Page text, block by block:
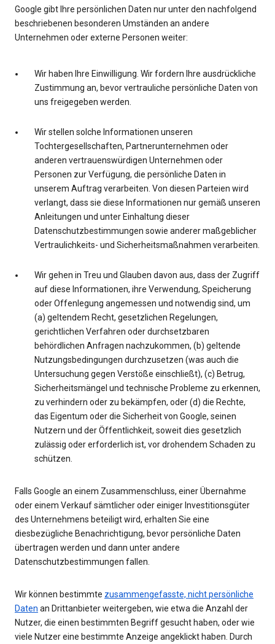
Google gibt Ihre persönlichen Daten nur unter den nachfolgend
beschriebenen besonderen Umständen an andere
Unternehmen oder externe Personen weiter:
Wir haben Ihre Einwilligung. Wir fordern Ihre ausdrückliche
Zustimmung an, bevor vertrauliche persönliche Daten von
uns freigegeben werden.
Wir stellen solche Informationen unseren
Tochtergesellschaften, Partnerunternehmen oder
anderen vertrauenswürdigen Unternehmen oder
Personen zur Verfügung, die persönliche Daten in
unserem Auftrag verarbeiten. Von diesen Parteien wird
verlangt, dass sie diese Informationen nur gemäß unseren
Anleitungen und unter Einhaltung dieser
Datenschutzbestimmungen sowie anderer maßgeblicher
Vertraulichkeits- und Sicherheitsmaßnahmen verarbeiten.
Wir gehen in Treu und Glauben davon aus, dass der Zugriff
auf diese Informationen, ihre Verwendung, Speicherung
oder Offenlegung angemessen und notwendig sind, um
(a) geltendem Recht, gesetzlichen Regelungen,
gerichtlichen Verfahren oder durchsetzbaren
behördlichen Anfragen nachzukommen, (b) geltende
Nutzungsbedingungen durchzusetzen (was auch die
Untersuchung gegen Verstöße einschließt), (c) Betrug,
Sicherheitsmängel und technische Probleme zu erkennen,
zu verhindern oder zu bekämpfen, oder (d) die Rechte,
das Eigentum oder die Sicherheit von Google, seinen
Nutzern und der Öffentlichkeit, soweit dies gesetzlich
zulässig oder erforderlich ist, vor drohendem Schaden zu
schützen.
Falls Google an einem Zusammenschluss, einer Übernahme
oder einem Verkauf sämtlicher oder einiger Investitionsgüter
des Unternehmens beteiligt wird, erhalten Sie eine
diesbezügliche Benachrichtigung, bevor persönliche Daten
übertragen werden und dann unter andere
Datenschutzbestimmungen fallen.
Wir können bestimmte zusammengefasste, nicht persönliche
Daten an Drittanbieter weitergeben, wie etwa die Anzahl der
Nutzer, die einen bestimmten Begriff gesucht haben, oder wie
viele Nutzer eine bestimmte Anzeige angeklickt haben. Durch